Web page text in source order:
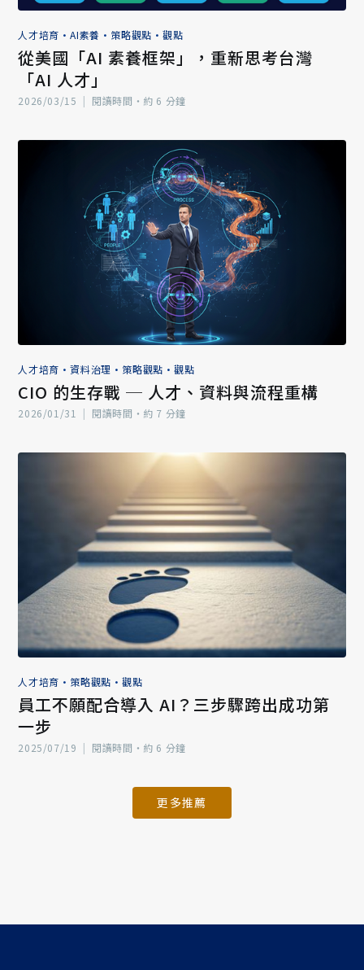
人才培育 •AI素養 • 策略觀點 •觀點
從美國「AI 素養框架」，重新思考台灣
「AI 人才」
2026/03/15 | 閱讀時間‧約 6 分鐘
人才培育 •資料治理 • 策略觀點 •觀點
CIO 的生存戰 ─ 人才、資料與流程重構
2026/01/31 | 閱讀時間‧約 7 分鐘
人才培育 • 策略觀點 •觀點
員工不願配合導入 AI？三步驟跨出成功第
一步
2025/07/19 | 閱讀時間‧約 6 分鐘
更多推薦